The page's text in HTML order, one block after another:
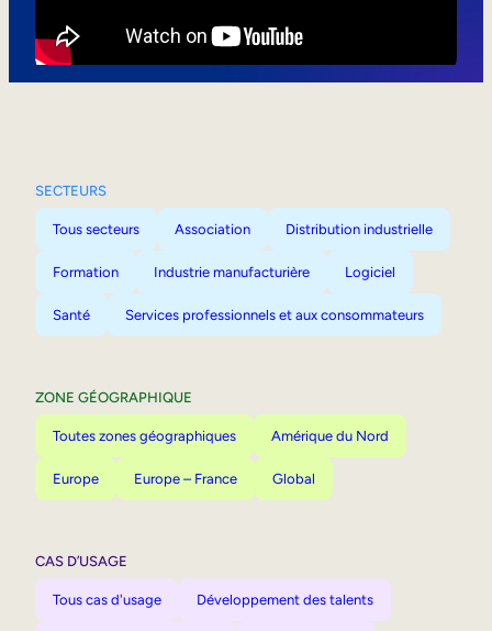
SECTEURS
Tous secteurs Association Distribution industrielle
Formation Industrie manufacturière Logiciel
Santé Services professionnels et aux consommateurs
ZONE GÉOGRAPHIQUE
Toutes zones géographiques Amérique du Nord
Europe Europe – France Global
CAS D’USAGE
Tous cas d'usage Développement des talents